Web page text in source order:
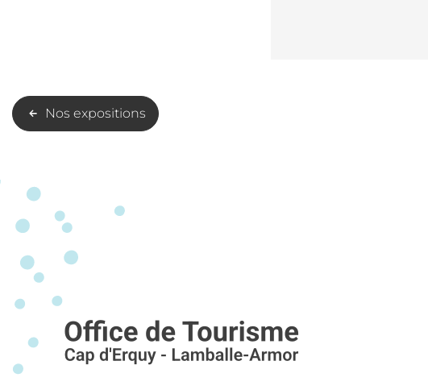
Nos expositions